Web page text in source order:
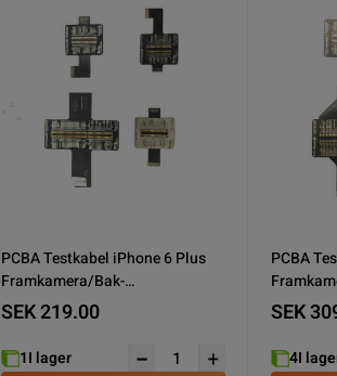
PCBA Testkabel iPhone 6 Plus
Framkamera/Bak-
Kamera/Laddkontakt/Skärm
SEK 219.00
1I lager
PCBA
Kamera/
SEK
4I